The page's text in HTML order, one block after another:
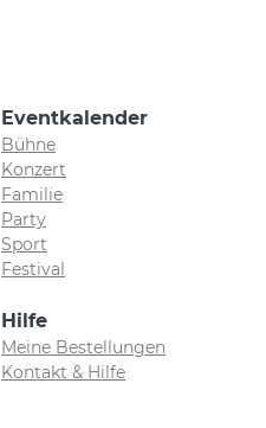
Eventkalender
Bühne
Konzert
Familie
Party
Sport
Festival
Hilfe
Meine Bestellungen
Kontakt & Hilfe